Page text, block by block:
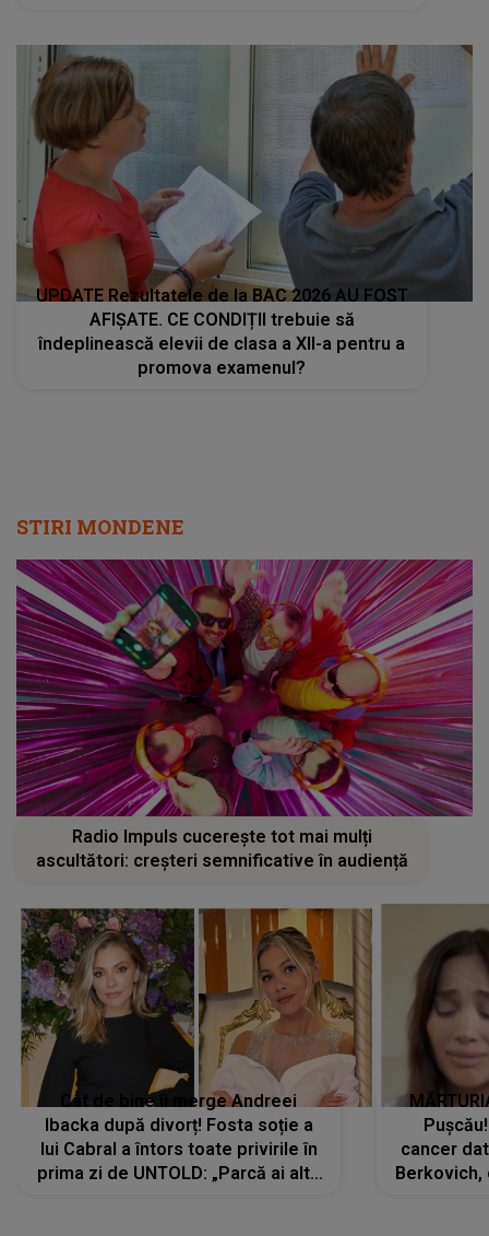
UPDATE Rezultatele de la BAC 2026 AU FOST
AFIȘATE. CE CONDIȚII trebuie să
îndeplinească elevii de clasa a XII-a pentru a
promova examenul?
STIRI MONDENE
Radio Impuls cucerește tot mai mulți
ascultători: creșteri semnificative în audiență
Cât de bine îi merge Andreei
Ibacka după divorț! Fosta soție a
lui Cabral a întors toate privirile în
prima zi de UNTOLD: „Parcă ai altă
cancer